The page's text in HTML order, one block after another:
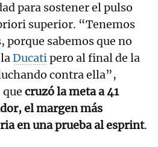
para sostener el pulso
superior. “Tenemos
porque sabemos que no
Ducatipero al final de la
contra ella”,
cruzó la meta a 41
el margen más
en una prueba al esprint.